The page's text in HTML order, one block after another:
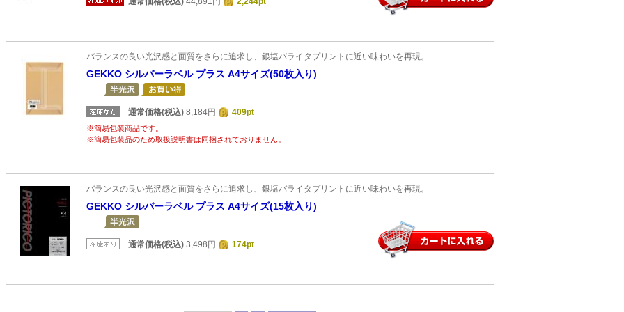
バランスの良い光沢感と面質をさらに追求し、銀塩バライタプリントに近い味わいを再現。
GEKKO シルバーラベル プラス A4サイズ(50枚入り)
通常価格(税込) 8,184円 409pt
※簡易包装商品です。
※簡易包装品のため取扱説明書は同梱されておりません。
バランスの良い光沢感と面質をさらに追求し、銀塩バライタプリントに近い味わいを再現。
GEKKO シルバーラベル プラス A4サイズ(15枚入り)
通常価格(税込) 3,498円 174pt